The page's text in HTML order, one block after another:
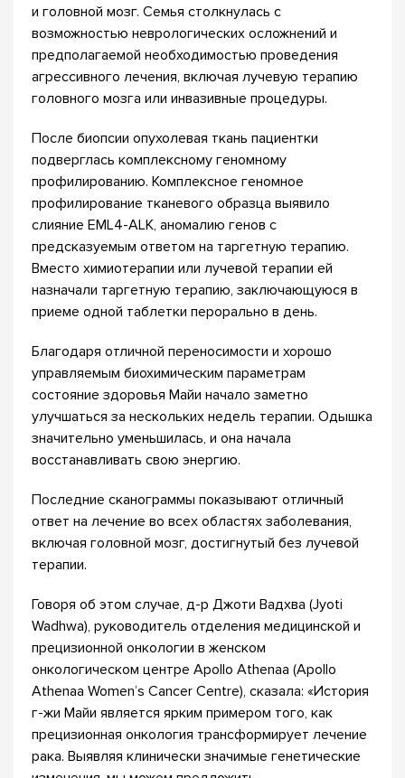
и головной мозг. Семья столкнулась с
возможностью неврологических осложнений и
предполагаемой необходимостью проведения
агрессивного лечения, включая лучевую терапию
головного мозга или инвазивные процедуры.
После биопсии опухолевая ткань пациентки
подверглась комплексному геномному
профилированию. Комплексное геномное
профилирование тканевого образца выявило
слияние EML4-ALK, аномалию генов с
предсказуемым ответом на таргетную терапию.
Вместо химиотерапии или лучевой терапии ей
назначали таргетную терапию, заключающуюся в
приеме одной таблетки перорально в день.
Благодаря отличной переносимости и хорошо
управляемым биохимическим параметрам
состояние здоровья Майи начало заметно
улучшаться за нескольких недель терапии. Одышка
значительно уменьшилась, и она начала
восстанавливать свою энергию.
Последние сканограммы показывают отличный
ответ на лечение во всех областях заболевания,
включая головной мозг, достигнутый без лучевой
терапии.
Говоря об этом случае, д-р Джоти Вадхва (Jyoti
Wadhwa), руководитель отделения медицинской и
прецизионной онкологии в женском
онкологическом центре Apollo Athenaa (Apollo
Athenaa Women’s Cancer Centre), сказала: «История
г-жи Майи является ярким примером того, как
прецизионная онкология трансформирует лечение
рака. Выявляя клинически значимые генетические